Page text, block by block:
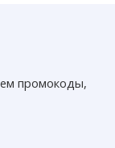
промокоды,